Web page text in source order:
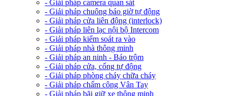
- Giải pháp camera quan sát
- Giải pháp chuông báo giờ tự động
- Giải pháp cửa liên động (interlock)
- Giải pháp liên lạc nội bộ Intercom
- Giải pháp kiểm soát ra vào
- Giải pháp nhà thông minh
- Giải pháp an ninh - Báo trộm
- Giải pháp cửa, cổng tự động
- Giải pháp phòng cháy chữa cháy
- Giải pháp chấm công Vân Tay
- Giải pháp bãi giữ xe thông minh